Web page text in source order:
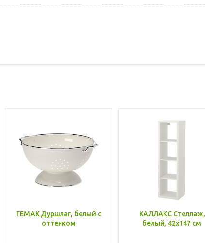
ГЕМАК Дуршлаг, белый с
оттенком
КАЛЛАКС Стеллаж,
белый, 42x147 см